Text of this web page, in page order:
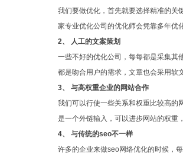
我们要做优化，首先就要选择精准的关
家专业优化公司的优化师会凭靠多年优
2、 人工的文案策划
一些不好的优化公司，每每都是采集其
都是吻合用户的需求，文章也会采用软
3、 与高权重企业的网站合作
我们可以行使一些关系和权重比较高的
是一个外链输入，可以进步网站的权重
4、 与传统的seo不一样
许多的企业来做seo网络优化的时候，